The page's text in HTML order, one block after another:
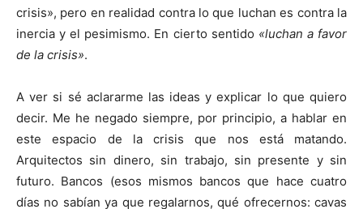
crisis», pero en realidad contra lo que luchan es contra la
inercia y el pesimismo. En cierto sentido «luchan a favor
de la crisis».
A ver si sé aclararme las ideas y explicar lo que quiero
decir. Me he negado siempre, por principio, a hablar en
este espacio de la crisis que nos está matando.
Arquitectos sin dinero, sin trabajo, sin presente y sin
futuro. Bancos (esos mismos bancos que hace cuatro
días no sabían ya que regalarnos, qué ofrecernos: cavas